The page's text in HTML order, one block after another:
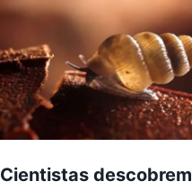
Cientistas descobrem